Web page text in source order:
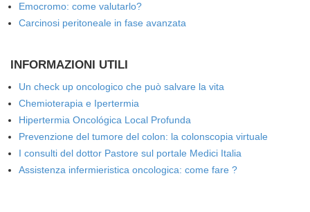
Emocromo: come valutarlo?
Carcinosi peritoneale in fase avanzata
INFORMAZIONI UTILI
Un check up oncologico che può salvare la vita
Chemioterapia e Ipertermia
Hipertermia Oncológica Local Profunda
Prevenzione del tumore del colon: la colonscopia virtuale
I consulti del dottor Pastore sul portale Medici Italia
Assistenza infermieristica oncologica: come fare ?